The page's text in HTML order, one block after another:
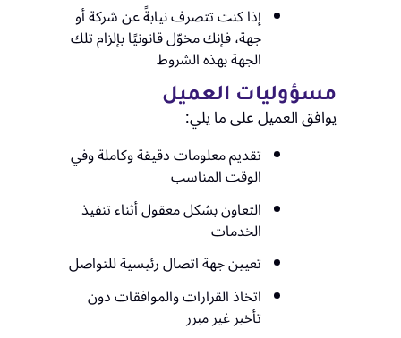
إذا كنت تتصرف نيابةً عن شركة أو
جهة، فإنك مخوّل قانونيًا بإلزام تلك
الجهة بهذه الشروط
مسؤوليات العميل
يوافق العميل على ما يلي:
تقديم معلومات دقيقة وكاملة وفي
الوقت المناسب
التعاون بشكل معقول أثناء تنفيذ
الخدمات
تعيين جهة اتصال رئيسية للتواصل
اتخاذ القرارات والموافقات دون
تأخير غير مبرر